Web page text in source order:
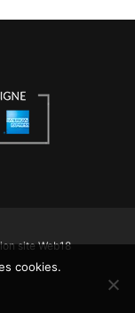
site Web18
cookies.